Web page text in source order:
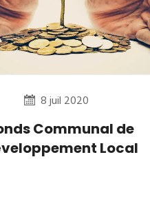
8 juil 2020
Communal de
Local